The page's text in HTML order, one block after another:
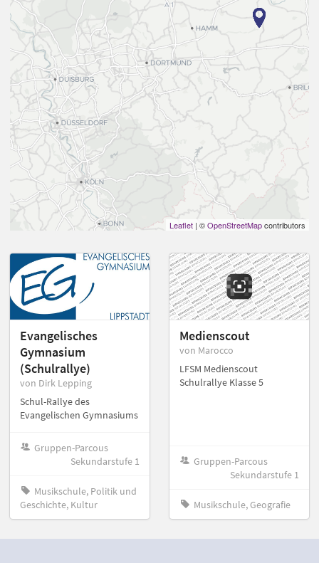
Leaflet | ©OpenStreetMapcontributors
Evangelisches
Gymnasium
(Schulrallye)
von Dirk Lepping
Schul-Rallye des
Evangelischen Gymnasiums
Gruppen-Parcous
Sekundarstufe 1
Musikschule, Politik und
Geschichte, Kultur
Medienscout
von Marocco
LFSM Medienscout
Schulrallye Klasse 5
Gruppen-Parcous
Sekundarstufe 1
Musikschule, Geografie